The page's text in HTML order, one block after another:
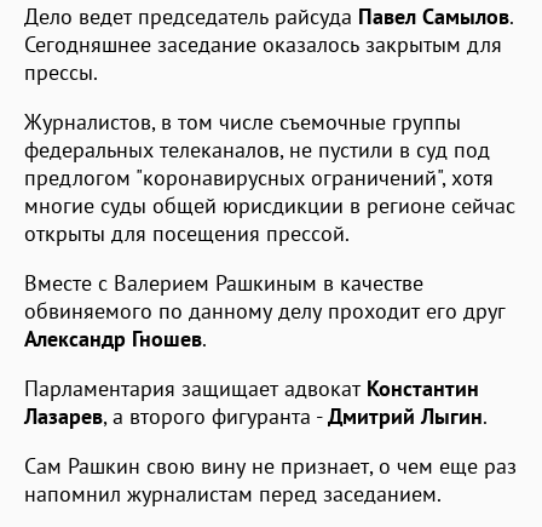
Дело ведет председатель райсуда Павел Самылов.
Сегодняшнее заседание оказалось закрытым для
прессы.
Журналистов, в том числе съемочные группы
федеральных телеканалов, не пустили в суд под
предлогом "коронавирусных ограничений", хотя
многие суды общей юрисдикции в регионе сейчас
открыты для посещения прессой.
Вместе с Валерием Рашкиным в качестве
обвиняемого по данному делу проходит его друг
Александр Гношев.
Парламентария защищает адвокат Константин
Лазарев, а второго фигуранта -Дмитрий Лыгин.
Сам Рашкин свою вину не признает, о чем еще раз
напомнил журналистам перед заседанием.